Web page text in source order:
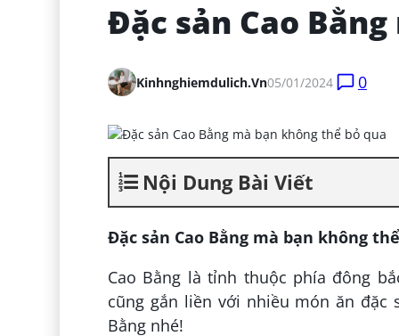
Đặc sản Cao
Kinhnghiemdulich.vn05/01/2024 0
Nội Dung Bài Viết
Đặc sản Cao Bằng mà bạn không
Cao Bằng là tỉnh thuộc phía đông
cũng gắn liền với nhiều món ăn đặc
Bằng nhé!